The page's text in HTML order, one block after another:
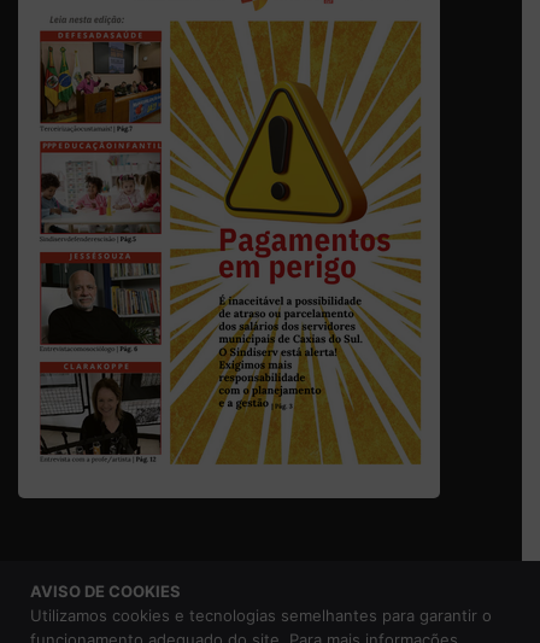
© 2026 Sindicato dos Servidores Municipais de Caxias do
Aviso de Privacidade
AVISO DE COOKIES
Utilizamos cookies e tecnologias semelhantes para garantir o